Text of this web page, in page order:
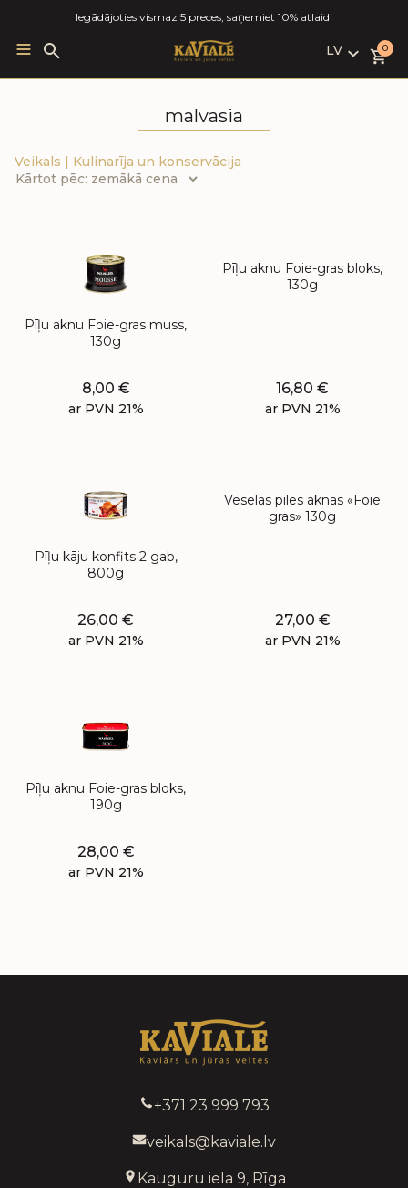
Iegādājoties vismaz 5 preces, saņemiet 10% atlaidi
Search
for:
LV
LV
0
malvasia
Veikals | Kulinarīja un konservācija
Pīļu aknu Foie-gras muss,
130g
8,00 €
ar PVN 21%
Pīļu aknu Foie-gras bloks,
130g
16,80 €
ar PVN 21%
Pīļu kāju konfits 2 gab,
800g
26,00 €
ar PVN 21%
Veselas pīles aknas «Foie
gras» 130g
27,00 €
ar PVN 21%
Pīļu aknu Foie-gras bloks,
190g
28,00 €
ar PVN 21%
+371 23 999 793
veikals@kaviale.lv
Kauguru iela 9, Rīga